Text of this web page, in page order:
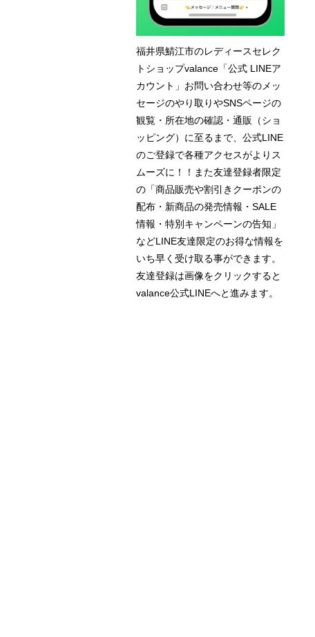
福井県鯖江市のレディースセレク
トショップvalance「公式 LINEア
カウント」お問い合わせ等のメッ
セージのやり取りやSNSページの
観覧・所在地の確認・通販（ショ
ッピング）に至るまで、公式LINE
のご登録で各種アクセスがよりス
ムーズに！！また友達登録者限定
の「商品販売や割引きクーポンの
配布・新商品の発売情報・SALE
情報・特別キャンペーンの告知」
などLINE友達限定のお得な情報を
いち早く受け取る事ができます。
友達登録は画像をクリックすると
valance公式LINEへと進みます。